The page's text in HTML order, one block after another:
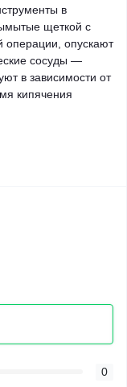
в
щеткой с
опускают
сосуды —
в зависимости от
кипячения
0